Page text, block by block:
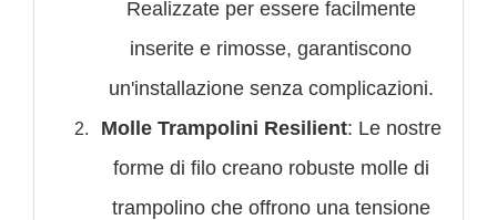
Realizzate per essere facilmente
inserite e rimosse, garantiscono
un'installazione senza complicazioni.
Molle Trampolini Resilient: Le nostre
forme di filo creano robuste molle di
trampolino che offrono una tensione